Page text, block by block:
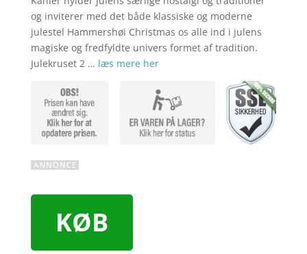
og inviterer med det både klassiske og moderne
julestel Hammershøi Christmas os alle ind i julens
magiske og fredfyldte univers formet af tradition.
Julekruset 2 … læs mere her
KØB